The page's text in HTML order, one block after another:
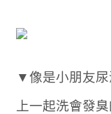
▼像是小朋友
上一起洗會發